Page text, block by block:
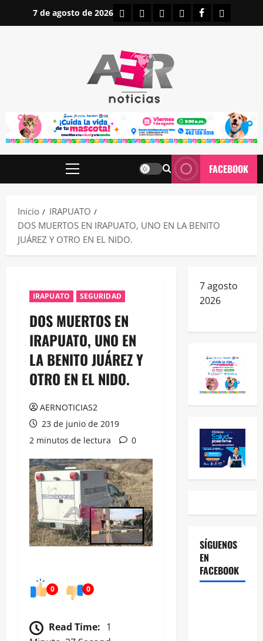
7 de agosto de 2026 INICIOIRAPUATO
ESTATALES
NACIONALES
FACEBOOK
Menú
FACEBOOK
Inicio
IRAPUATO
DOS MUERTOS EN IRAPUATO, UNO EN LA BENITO
JUÁREZ Y OTRO EN EL NIDO.
IRAPUATO SEGURIDAD
DOS MUERTOS EN
IRAPUATO, UNO EN
LA BENITO JUÁREZ Y
OTRO EN EL NIDO.
AERNOTICIAS2
23 de junio de 2019
2 minutos de lectura
0
0 0
Read Time: 1
7 agosto
2026
SÍGUENOS
EN
FACEBOOK